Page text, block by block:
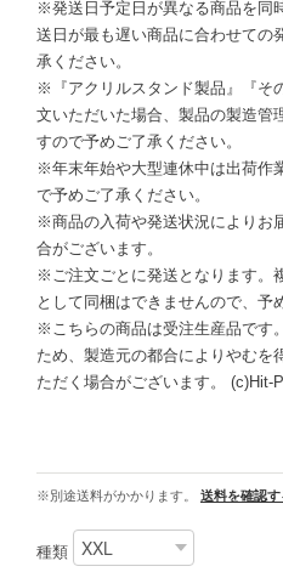
※発送日予定日が異なる商品を同
送日が最も遅い商品に合わせての
承ください。
※『アクリルスタンド製品』『そ
文いただいた場合、製品の製造管
すので予めご了承ください。
※年末年始や大型連休中は出荷作
で予めご了承ください。
※商品の入荷や発送状況によりお
合がございます。
※ご注文ごとに発送となります。
として同梱はできませんので、予
※こちらの商品は受注生産品です
ため、製造元の都合によりやむを
ただく場合がございます。 (c)Hit-
※別途送料がかかります。 送料を確認す
種類